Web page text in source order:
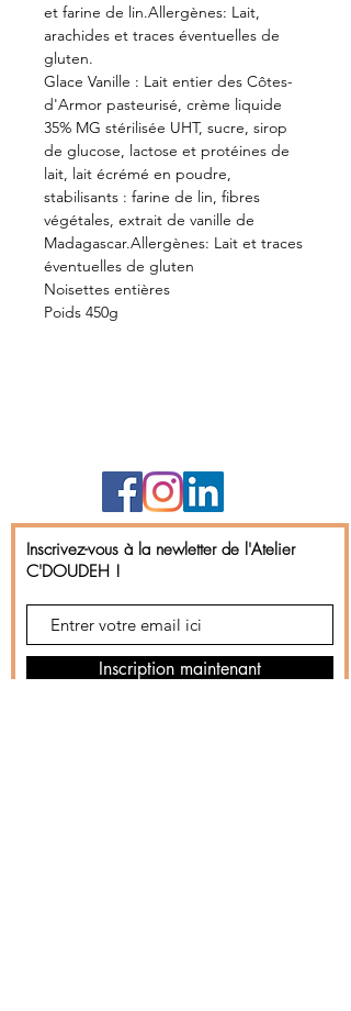
et farine de lin.Allergènes: Lait,
arachides et traces éventuelles de
gluten.
Glace Vanille : Lait entier des Côtes-
d'Armor pasteurisé, crème liquide
35% MG stérilisée UHT, sucre, sirop
de glucose, lactose et protéines de
lait, lait écrémé en poudre,
stabilisants : farine de lin, fibres
végétales, extrait de vanille de
Madagascar.Allergènes: Lait et traces
éventuelles de gluten
Noisettes entières
Poids 450g
Inscrivez-vous à la newletter de l'Atelier
C'DOUDEH !
Inscription maintenant